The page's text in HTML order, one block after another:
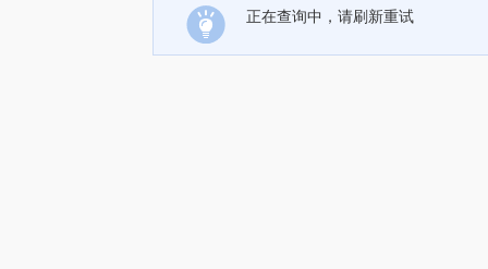
正在查询中，请刷新重试